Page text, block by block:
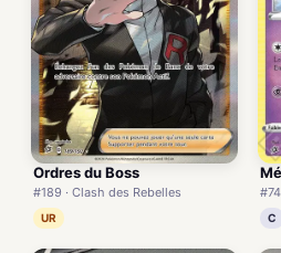
Ordres du Boss
#189 · Clash des Rebelles
UR C